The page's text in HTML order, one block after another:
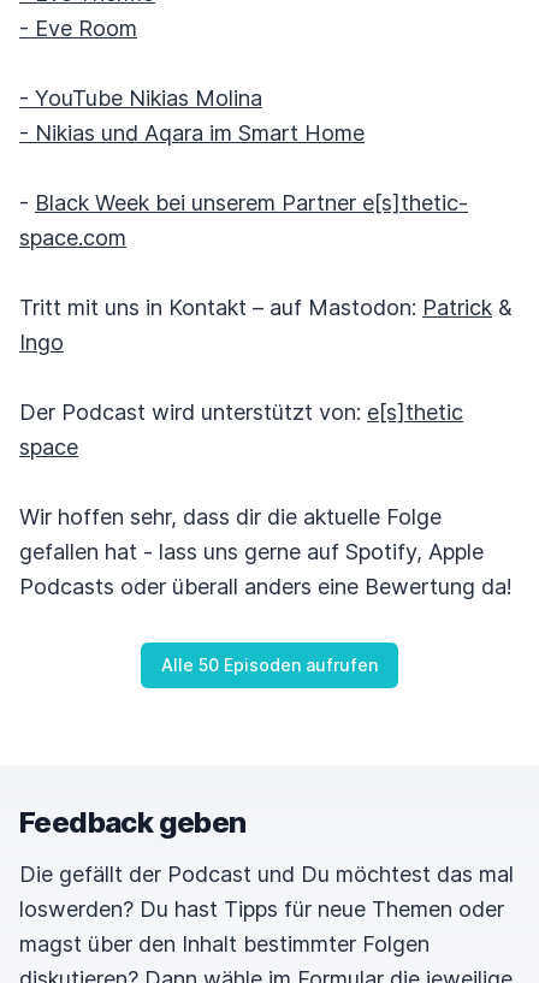
- Eve Room
- YouTube Nikias Molina
- Nikias und Aqara im Smart Home
- Black Week bei unserem Partner e[s]thetic-
space.com
Tritt mit uns in Kontakt – auf Mastodon: Patrick &
Ingo
Der Podcast wird unterstützt von: e[s]thetic
space
Wir hoffen sehr, dass dir die aktuelle Folge
gefallen hat - lass uns gerne auf Spotify, Apple
Podcasts oder überall anders eine Bewertung da!
Alle 50 Episoden aufrufen
Feedback geben
Die gefällt der Podcast und Du möchtest das mal
loswerden? Du hast Tipps für neue Themen oder
magst über den Inhalt bestimmter Folgen